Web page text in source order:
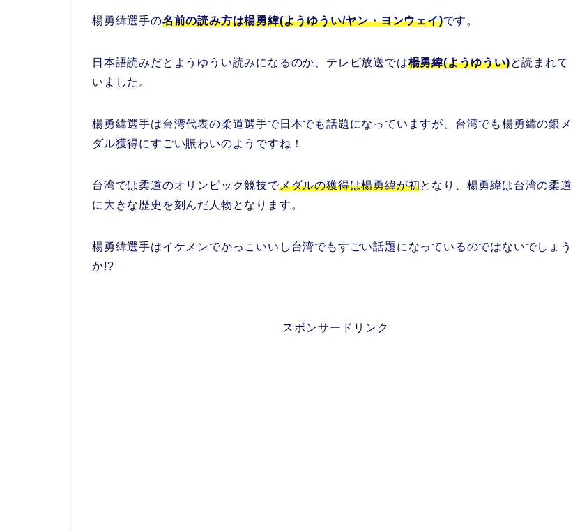
楊勇緯選手の名前の読み方は楊勇緯(ようゆうい/ヤン・ヨンウェイ)です。
日本語読みだとようゆうい読みになるのか、テレビ放送では楊勇緯(ようゆうい)と読まれて
いました。
楊勇緯選手は台湾代表の柔道選手で日本でも話題になっていますが、台湾でも楊勇緯の銀メ
ダル獲得にすごい賑わいのようですね！
台湾では柔道のオリンピック競技でメダルの獲得は楊勇緯が初となり、楊勇緯は台湾の柔道
に大きな歴史を刻んだ人物となります。
楊勇緯選手はイケメンでかっこいいし台湾でもすごい話題になっているのではないでしょう
か!?
スポンサードリンク